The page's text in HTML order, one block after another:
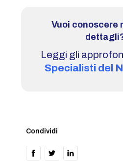
Vuoi conoscere
Leggi gli
Specialisti del
Condividi